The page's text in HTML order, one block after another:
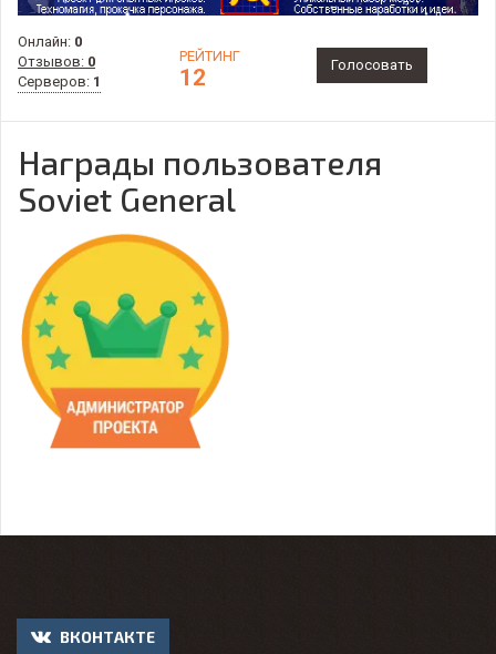
Онлайн: 0
Отзывов: 0
Серверов: 1
РЕЙТИНГ
12 Голосовать
Награды пользователя
Soviet General
ВКОНТАКТЕ